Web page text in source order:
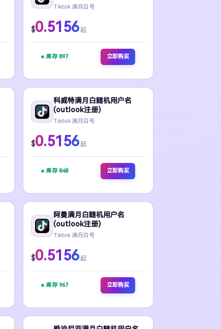
Tiktok 满月白号
$0.5156起
库存 897 立即购买
科威特满月白随机用户名
(outlook注册)
Tiktok 满月白号
$0.5156起
库存 848 立即购买
阿曼满月白随机用户名
(outlook注册)
Tiktok 满月白号
$0.5156起
库存 967 立即购买